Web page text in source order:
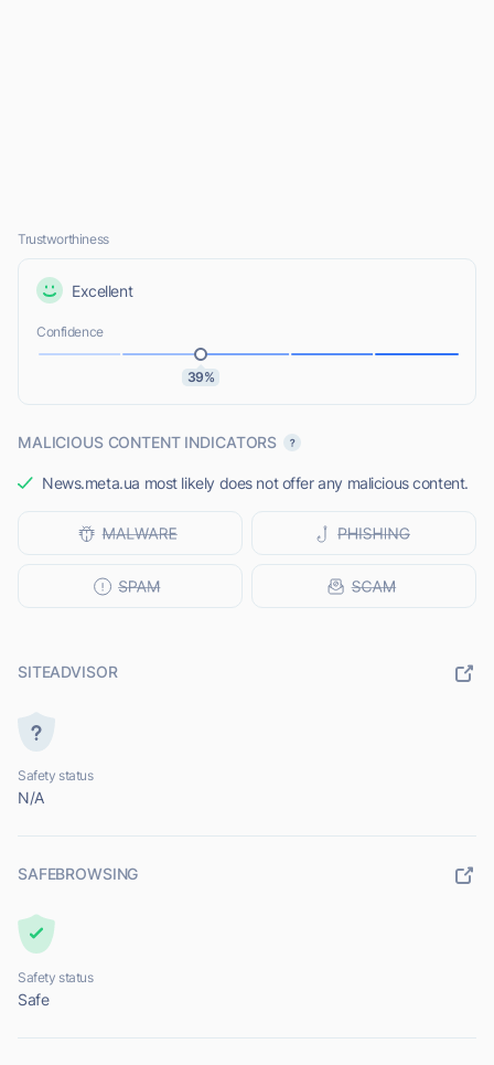
Trustworthiness
Excellent
Confidence
39%
MALICIOUS CONTENT INDICATORS
News.meta.ua most likely does not offer any malicious content.
SITEADVISOR
Safety status
N/A
SAFEBROWSING
Safety status
Safe